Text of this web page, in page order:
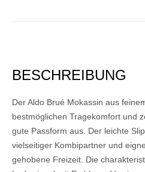
BESCHREIBUNG
Der Aldo Brué Mokassin aus
bestmöglichen Tragekomfort und
gute Passform aus. Der leichte
vielseitiger Kombipartner und
gehobene Freizeit. Die